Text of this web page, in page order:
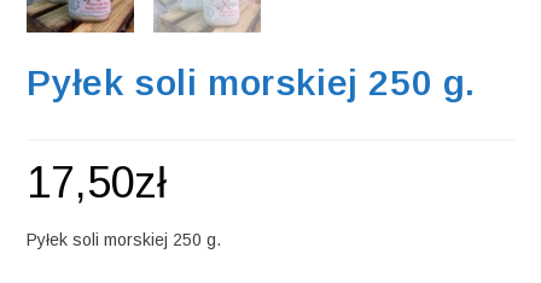
Pyłek soli morskiej 250 g.
17,50zł
Pyłek soli morskiej 250 g.